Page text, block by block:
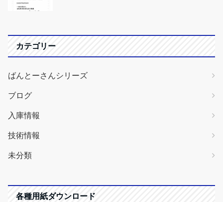
カテゴリー
ばんとーさんシリーズ
ブログ
入庫情報
技術情報
未分類
各種用紙ダウンロード